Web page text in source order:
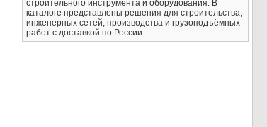
строительного инструмента и оборудования. В
каталоге представлены решения для строительства,
инженерных сетей, производства и грузоподъёмных
работ с доставкой по России.